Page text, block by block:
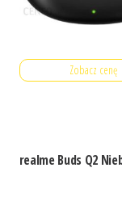
Zobacz cenę
realme Buds Q2